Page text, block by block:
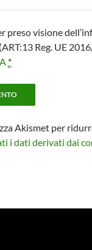
preso visione
Reg. UE
*
Akismet per
i dati derivati dai